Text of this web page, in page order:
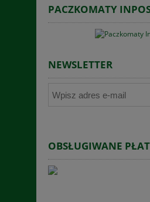
PACZKOMATY
NEWSLETTER
OBSŁUGIWANE